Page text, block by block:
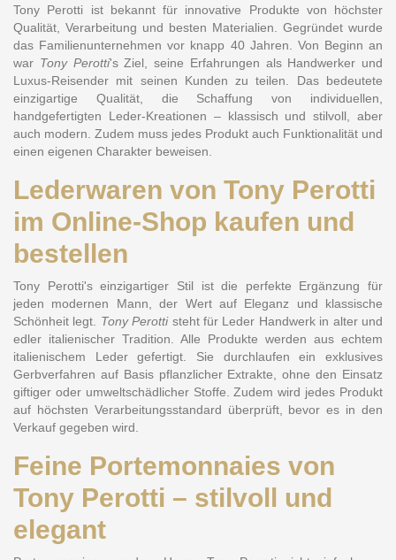
Tony Perotti ist bekannt für innovative Produkte von höchster
Qualität, Verarbeitung und besten Materialien. Gegründet wurde
das Familienunternehmen vor knapp 40 Jahren. Von Beginn an
war Tony Perotti's Ziel, seine Erfahrungen als Handwerker und
Luxus-Reisender mit seinen Kunden zu teilen. Das bedeutete
einzigartige Qualität, die Schaffung von individuellen,
handgefertigten Leder-Kreationen – klassisch und stilvoll, aber
auch modern. Zudem muss jedes Produkt auch Funktionalität und
einen eigenen Charakter beweisen.
Lederwaren von Tony Perotti
im Online-Shop kaufen und
bestellen
Tony Perotti's einzigartiger Stil ist die perfekte Ergänzung für
jeden modernen Mann, der Wert auf Eleganz und klassische
Schönheit legt. Tony Perottisteht für Leder Handwerk in alter und
edler italienischer Tradition. Alle Produkte werden aus echtem
italienischem Leder gefertigt. Sie durchlaufen ein exklusives
Gerbverfahren auf Basis pflanzlicher Extrakte, ohne den Einsatz
giftiger oder umweltschädlicher Stoffe. Zudem wird jedes Produkt
auf höchsten Verarbeitungsstandard überprüft, bevor es in den
Verkauf gegeben wird.
Feine Portemonnaies von
Tony Perotti – stilvoll und
elegant